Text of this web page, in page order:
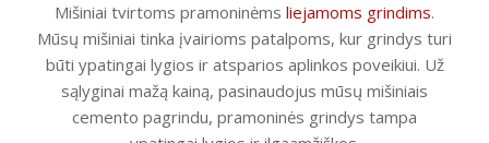
Mišiniai tvirtoms pramoninėms liejamoms grindims.
Mūsų mišiniai tinka įvairioms patalpoms, kur grindys turi
būti ypatingai lygios ir atsparios aplinkos poveikiui. Už
sąlyginai mažą kainą, pasinaudojus mūsų mišiniais
cemento pagrindu, pramoninės grindys tampa